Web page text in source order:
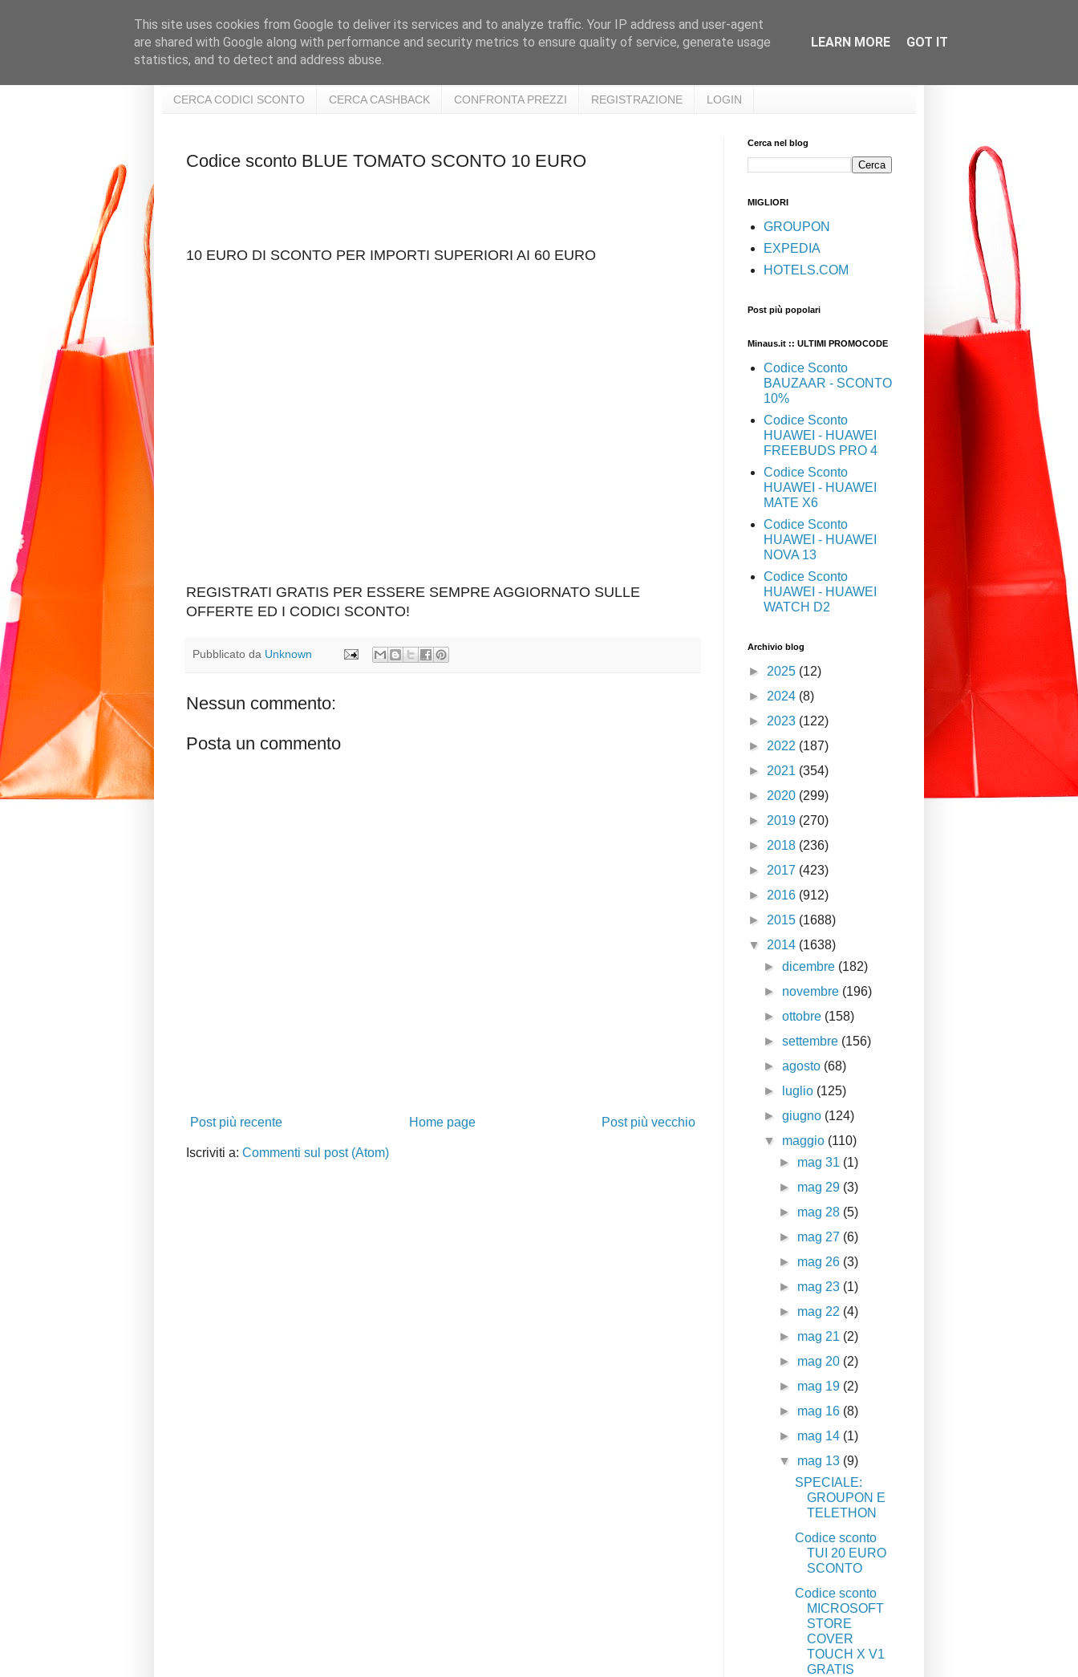
CERCA CODICI SCONTO CERCA CASHBACK CONFRONTA PREZZI REGISTRAZIONE LOGIN
Codice sconto BLUE TOMATO SCONTO 10 EURO
10 EURO DI SCONTO PER IMPORTI SUPERIORI AI 60 EURO
REGISTRATI GRATIS PER ESSERE SEMPRE AGGIORNATO SULLE
OFFERTE ED I CODICI SCONTO!
Pubblicato da Unknown
Nessun commento:
Posta un commento
Post più recente Post più vecchio
Home page
Iscriviti a: Commenti sul post (Atom)
Cerca nel blog
MIGLIORI
GROUPON
EXPEDIA
HOTELS.COM
Post più popolari
Minaus.it :: ULTIMI PROMOCODE
Codice Sconto
BAUZAAR - SCONTO
10%
Codice Sconto
HUAWEI - HUAWEI
FREEBUDS PRO 4
Codice Sconto
HUAWEI - HUAWEI
MATE X6
Codice Sconto
HUAWEI - HUAWEI
NOVA 13
Codice Sconto
HUAWEI - HUAWEI
WATCH D2
Archivio blog
► 2025 (12)
► 2024 (8)
► 2023 (122)
► 2022 (187)
► 2021 (354)
► 2020 (299)
► 2019 (270)
► 2018 (236)
► 2017 (423)
► 2016 (912)
► 2015 (1688)
▼ 2014 (1638)
►dicembre (182)
► novembre (196)
►ottobre (158)
►settembre (156)
►agosto (68)
►
luglio (125)
►giugno (124)
▼ maggio (110)
► mag 31 (1)
► mag 29 (3)
► mag 28 (5)
► mag 27 (6)
► mag 26 (3)
► mag 23 (1)
► mag 22 (4)
► mag 21 (2)
► mag 20 (2)
► mag 19 (2)
► mag 16 (8)
► mag 14 (1)
▼ mag 13 (9)
SPECIALE:
GROUPON E
TELETHON
Codice sconto
TUI 20 EURO
SCONTO
Codice sconto
MICROSOFT
STORE
COVER
TOUCH X V1
GRATIS
This site uses cookies from Google to deliver its services and to analyze traffic. Your IP address and user-agent
are shared with Google along with performance and security metrics to ensure quality of service, generate usage
statistics, and to detect and address abuse.
LEARN MORE GOT IT